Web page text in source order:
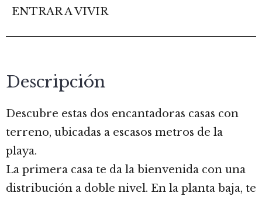
ENTRAR A VIVIR
Descripción
Descubre estas dos encantadoras casas con
terreno, ubicadas a escasos metros de la
playa.
La primera casa te da la bienvenida con una
distribución a doble nivel. En la planta baja, te